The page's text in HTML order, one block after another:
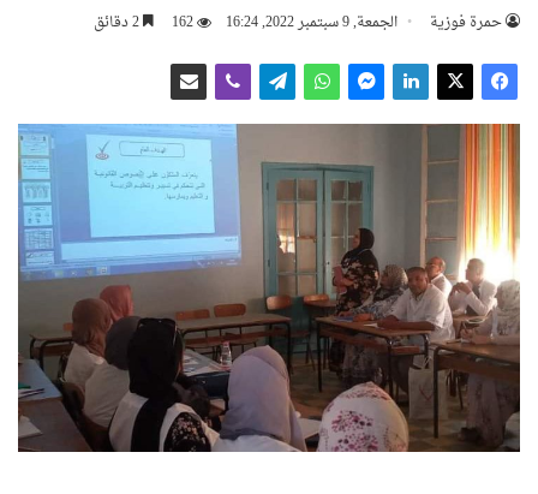
حمرة فوزية الجمعة, 9 سبتمبر 2022, 16:24 162